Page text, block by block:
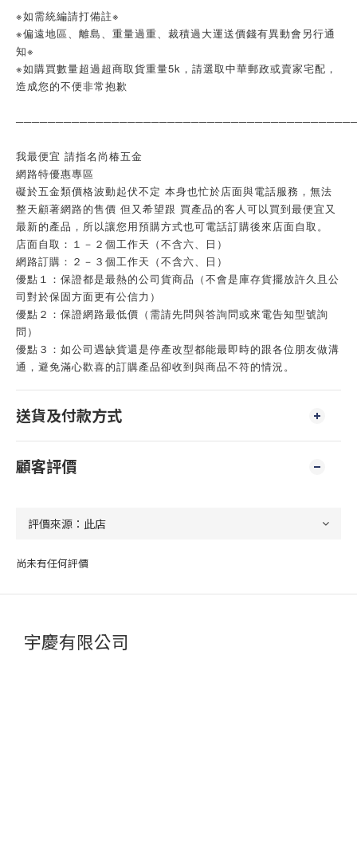
※如需統編請打備註※
※偏遠地區、離島、重量過重、裁積過大運送價錢有異動會另行通
知※
※如購買數量超過超商取貨重量5k，請選取中華郵政或賣家宅配，
造成您的不便非常抱歉
我最便宜 請指名尚椿五金
網路特優惠專區
礙於五金類價格波動起伏不定 本身也忙於店面與電話服務，無法
整天顧著網路的售價 但又希望跟 買產品的客人可以買到最便宜又
最新的產品，所以讓您用預購方式也可電話訂購後來店面自取。
店面自取：１－２個工作天（不含六、日）
網路訂購：２－３個工作天（不含六、日）
優點１：保證都是最熱的公司貨商品（不會是庫存貨擺放許久且公
司對於保固方面更有公信力）
優點２：保證網路最低價（需請先問與答詢問或來電告知型號詢
問）
優點３：如公司遇缺貨還是停產改型都能最即時的跟各位朋友做溝
通，避免滿心歡喜的訂購產品卻收到與商品不符的情況。
送貨及付款方式
顧客評價
尚未有任何評價
宇慶有限公司